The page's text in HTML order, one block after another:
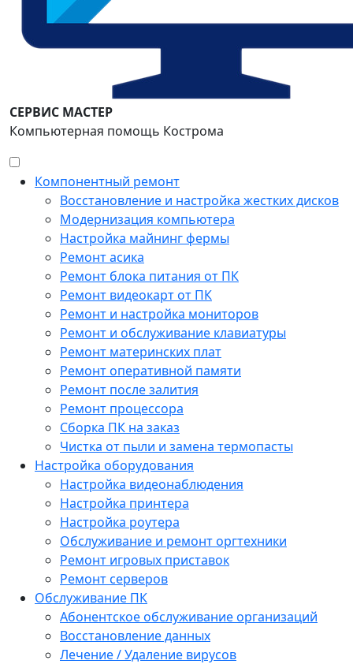
СЕРВИС МАСТЕР
Компьютерная помощь Кострома
Компонентный ремонт
Восстановление и настройка жестких дисков
Модернизация компьютера
Настройка майнинг фермы
Ремонт асика
Ремонт блока питания от ПК
Ремонт видеокарт от ПК
Ремонт и настройка мониторов
Ремонт и обслуживание клавиатуры
Ремонт материнских плат
Ремонт оперативной памяти
Ремонт после залития
Ремонт процессора
Сборка ПК на заказ
Чистка от пыли и замена термопасты
Настройка оборудования
Настройка видеонаблюдения
Настройка принтера
Настройка роутера
Обслуживание и ремонт оргтехники
Ремонт игровых приставок
Ремонт серверов
Обслуживание ПК
Абонентское обслуживание организаций
Восстановление данных
Лечение / Удаление вирусов